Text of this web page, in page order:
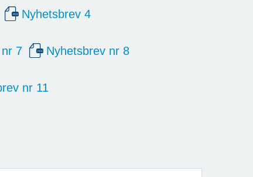
Nyhetsbrev 4
7 Nyhetsbrev nr 8
nr 11